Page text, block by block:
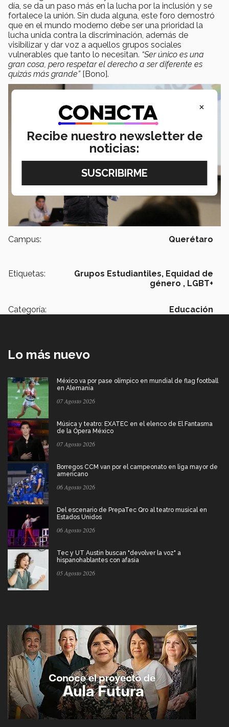
día, se da un paso más en la lucha por la inclusión y se
fortalece la unión. Sin duda alguna, este foro demostró
que en el mundo moderno debe ser una prioridad la
lucha unida contra la discriminación, además de
visibilizar y dar voz a aquellos grupos sociales
vulnerables que tanto lo necesitan. “Ser único es una
gran cosa, pero respetar el derecho a ser diferente es
quizás más grande”[Bono].
Campus: Querétaro
Etiquetas: Grupos Estudiantiles, Equidad de
género , LGBT+
Categoría: Educación
Lo más nuevo
México va por pase olímpico en mundial de flag football
en Alemania
07 Agosto 2026
Música y teatro: EXATEC en el elenco de El Fantasma
de la Ópera México
07 Agosto 2026
Borregos CCM van por el campeonato en liga mayor de
americano
06 Agosto 2026
Del escenario de PrepaTec Qro al teatro musical en
Estados Unidos
06 Agosto 2026
Tec y UT Austin buscan "devolver la voz" a
hispanohablantes con afasia
05 Agosto 2026
×
Recibe nuestro newsletter de
noticias: